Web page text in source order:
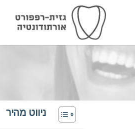
ניווט מהיר